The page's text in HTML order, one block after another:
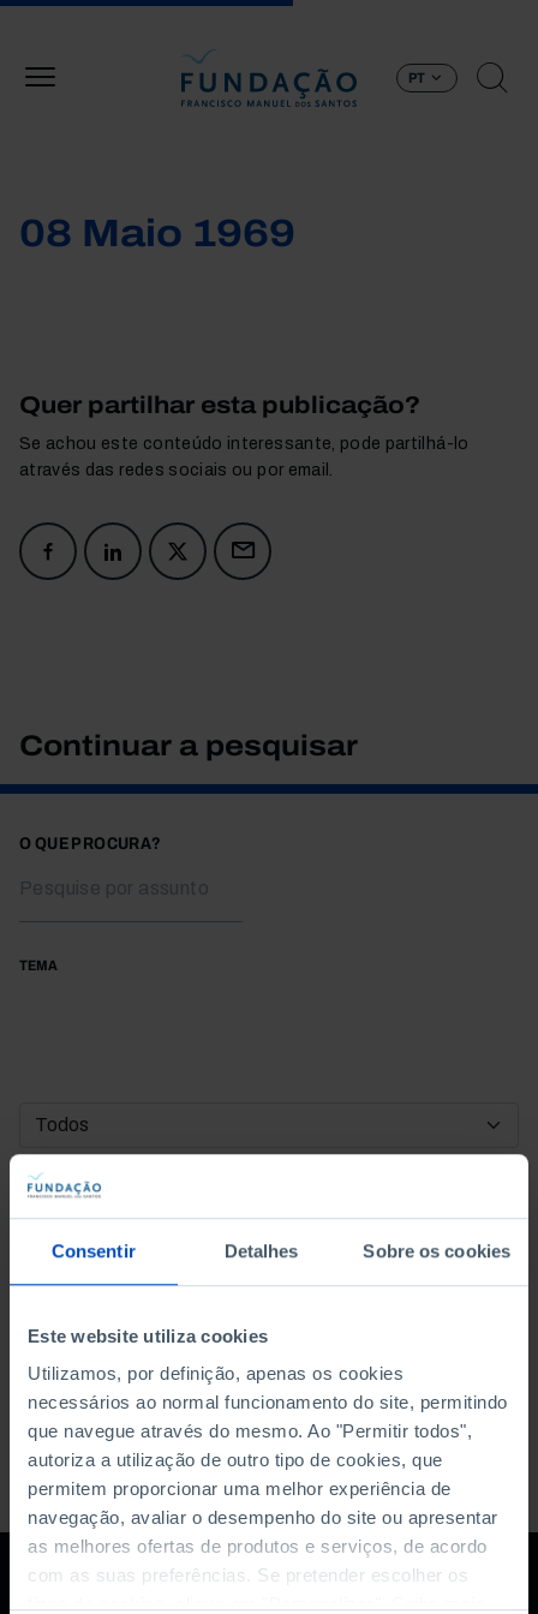
Consentir Detalhes Sobre os cookies
Este website utiliza cookies
Utilizamos, por definição, apenas os cookies
necessários ao normal funcionamento do site, permitindo
que navegue através do mesmo. Ao "Permitir todos",
autoriza a utilização de outro tipo de cookies, que
permitem proporcionar uma melhor experiência de
navegação, avaliar o desempenho do site ou apresentar
as melhores ofertas de produtos e serviços, de acordo
com as suas preferências. Se pretender escolher os
PT
08 Maio 1969
Quer partilhar esta publicação?
Se achou este conteúdo interessante, pode partilhá-lo
através das redes sociais ou por email.
Continuar a pesquisar
O QUE PROCURA?
TEMA
DATA DE INÍCIO
DATA DE FIM